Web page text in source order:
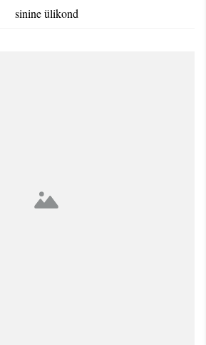
sinine ülikond